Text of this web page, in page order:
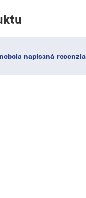
napísaná recenzia